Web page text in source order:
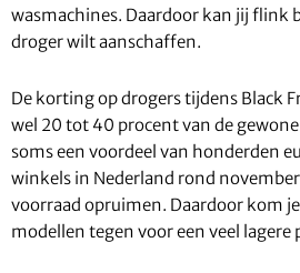
wasmachines. Daardoor kan jij flink
droger wilt aanschaffen.
De korting op drogers tijdens Black
wel 20 tot 40 procent van de
soms een voordeel van honderden
winkels in Nederland rond
voorraad opruimen. Daardoor kom
modellen tegen voor een veel lagere